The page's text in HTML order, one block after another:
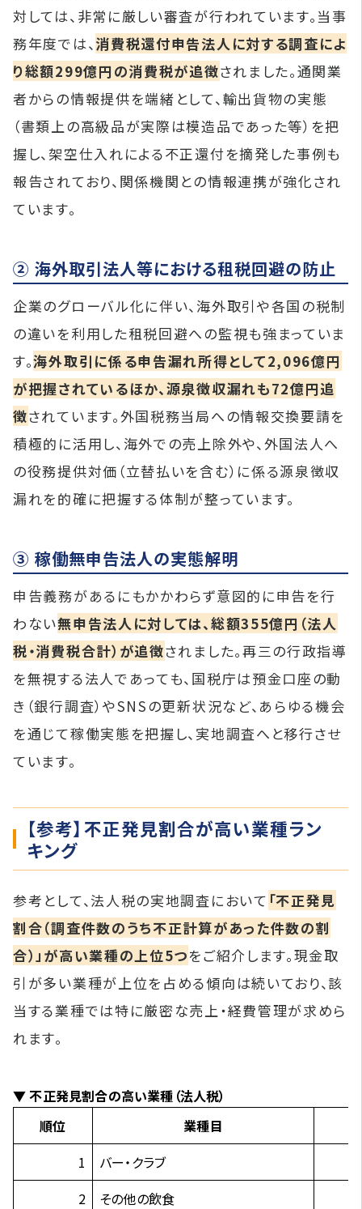
対しては、非常に厳しい審査が行われています。当事
務年度では、消費税還付申告法人に対する調査によ
り総額299億円の消費税が追徴されました。通関業
者からの情報提供を端緒として、輸出貨物の実態
（書類上の高級品が実際は模造品であった等）を把
握し、架空仕入れによる不正還付を摘発した事例も
報告されており、関係機関との情報連携が強化され
ています。
② 海外取引法人等における租税回避の防止
企業のグローバル化に伴い、海外取引や各国の税制
の違いを利用した租税回避への監視も強まっていま
す。海外取引に係る申告漏れ所得として2,096億円
が把握されているほか、源泉徴収漏れも72億円追
徴されています。外国税務当局への情報交換要請を
積極的に活用し、海外での売上除外や、外国法人へ
の役務提供対価（立替払いを含む）に係る源泉徴収
漏れを的確に把握する体制が整っています。
③ 稼働無申告法人の実態解明
申告義務があるにもかかわらず意図的に申告を行
わない無申告法人に対しては、総額355億円（法人
税・消費税合計）が追徴されました。再三の行政指導
を無視する法人であっても、国税庁は預金口座の動
き（銀行調査）やSNSの更新状況など、あらゆる機会
を通じて稼働実態を把握し、実地調査へと移行させ
ています。
【参考】不正発見割合が高い業種ラン
キング
参考として、法人税の実地調査において 「不正発見
割合（調査件数のうち不正計算があった件数の割
合）」が高い業種の上位5つをご紹介します。現金取
引が多い業種が上位を占める傾向は続いており、該
当する業種では特に厳密な売上・経費管理が求めら
れます。
▼ 不正発見割合の高い業種（法人税）
順位
業種目
1
バー・クラブ
2
その他の飲食